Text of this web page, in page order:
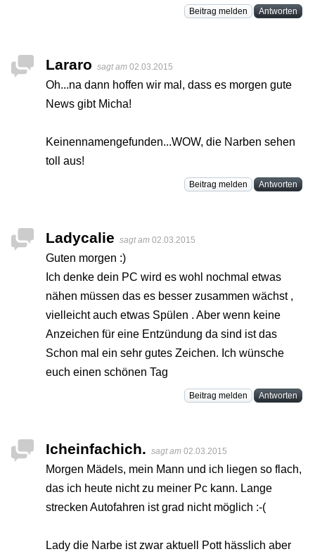
Beitrag melden Antworten
Lararo sagt am 02.03.2015
Oh...na dann hoffen wir mal, dass es morgen gute
News gibt Micha!
Keinennamengefunden...WOW, die Narben sehen
toll aus!
Beitrag melden Antworten
Ladycalie sagt am 02.03.2015
Guten morgen :)
Ich denke dein PC wird es wohl nochmal etwas
nähen müssen das es besser zusammen wächst ,
vielleicht auch etwas Spülen . Aber wenn keine
Anzeichen für eine Entzündung da sind ist das
Schon mal ein sehr gutes Zeichen. Ich wünsche
euch einen schönen Tag
Beitrag melden Antworten
Icheinfachich. sagt am 02.03.2015
Morgen Mädels, mein Mann und ich liegen so flach,
das ich heute nicht zu meiner Pc kann. Lange
strecken Autofahren ist grad nicht möglich :-(
Lady die Narbe ist zwar aktuell Pott hässlich aber